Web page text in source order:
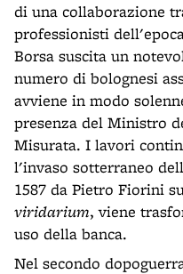
di una collaborazione
professionisti
Borsa suscita un
numero di bolognesi
avviene in modo
presenza del Ministro
Misurata. I lavori
l'invaso sotterraneo
1587 da Pietro Fiorini
viridarium, viene
uso della banca.
Nel secondo